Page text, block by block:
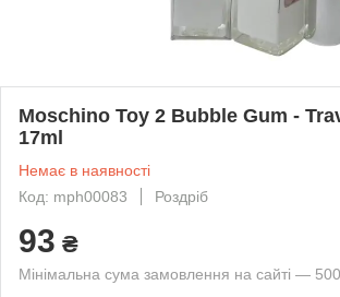
Moschino Toy 2 Bubble Gum -
17ml
Немає в наявності
Код: mph00083
Роздріб
93 ₴
Мінімальна сума замовлення на сайті —